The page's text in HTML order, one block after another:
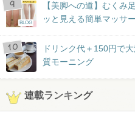
BLOG
【美脚への道】むくみ
ッと見える簡単マッサ
ドリンク代＋150円で
質モーニング
連載ランキング